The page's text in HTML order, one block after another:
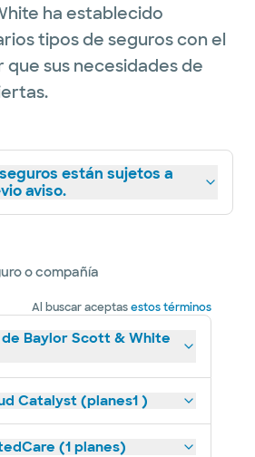
ha establecido
tipos de seguros con el
sus necesidades de
están sujetos a
aviso.
o compañía
Al buscar aceptasestos términos
de Baylor Scott & White
Catalyst (planes1 )
(1 planes)